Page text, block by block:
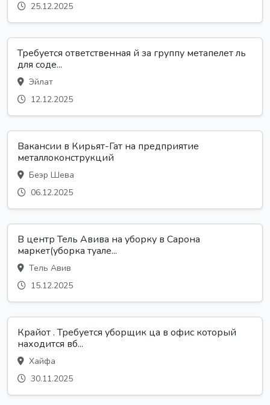
25.12.2025
Требуется ответственная й за группу метапелет ль
для соде...
Эйлат
12.12.2025
Вакансии в Кирьят-Гат на предприятие
металлоконструкций
Беэр Шева
06.12.2025
В центр Тель Авива на уборку в Сарона
маркет(уборка туале...
Тель Авив
15.12.2025
Крайот . Требуется уборщик ца в офис который
находится вб...
Хайфа
30.11.2025